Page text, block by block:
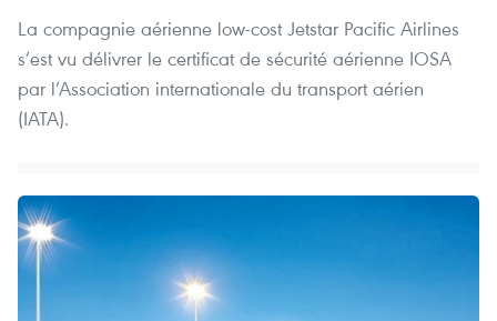
La compagnie aérienne low-cost Jetstar Pacific Airlines
s’est vu délivrer le certificat de sécurité aérienne IOSA
par l’Association internationale du transport aérien
(IATA).